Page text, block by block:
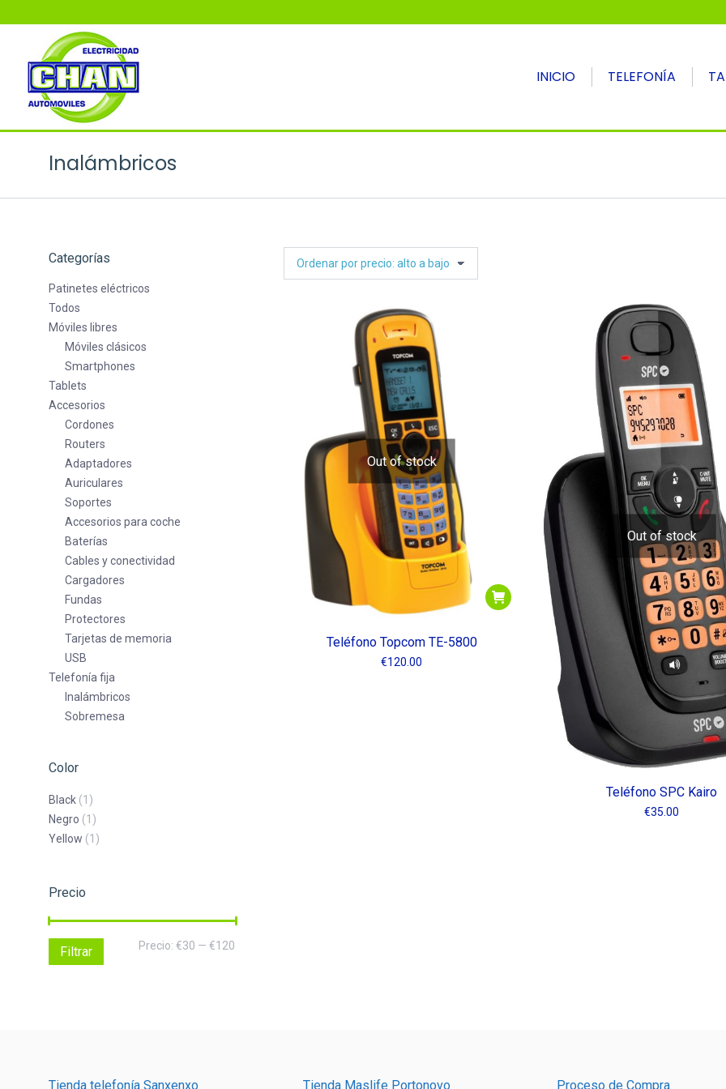
INICIO TELEFONÍA
Inalámbricos
Out of stock
Teléfono Topcom TE-5800
€120.00
Out of stock
Teléfono SPC Kairo
€35.00
Categorías
Patinetes eléctricos
Todos
Móviles libres
Móviles clásicos
Smartphones
Tablets
Accesorios
Cordones
Routers
Adaptadores
Auriculares
Soportes
Accesorios para coche
Baterías
Cables y conectividad
Cargadores
Fundas
Protectores
Tarjetas de memoria
USB
Telefonía fija
Inalámbricos
Sobremesa
Color
Black (1)
Negro (1)
Yellow (1)
Precio
Filtrar Precio: €30 — €120
Tienda telefonía Sanxenxo Tienda Maslife Portonovo Proceso de Compra